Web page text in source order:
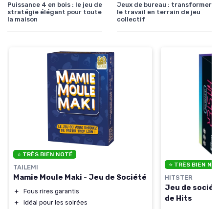
Puissance 4 en bois : le jeu de
stratégie élégant pour toute
la maison
Jeux de bureau : transformer
le travail en terrain de jeu
collectif
⭐ TRÈS BIEN NOTÉ
TAILEMI
Mamie Moule Maki - Jeu de Société
＋
Fous rires garantis
＋
Idéal pour les soirées
⭐ TRÈS BIEN
HITSTER
Jeu de
de Hits